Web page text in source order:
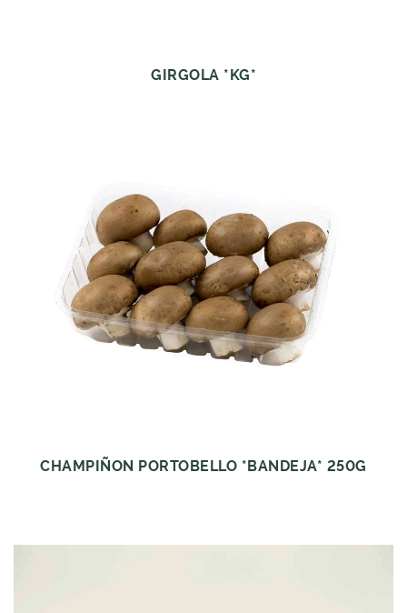
GIRGOLA *KG*
CHAMPIÑON PORTOBELLO *BANDEJA* 250G